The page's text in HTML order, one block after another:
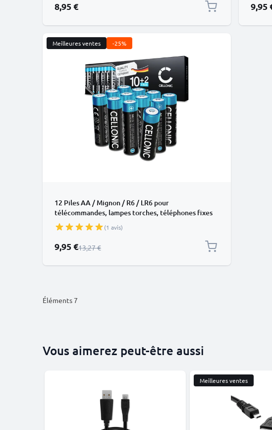
8,95 €
fixes
9,95
Meilleures ventes -25%
12 Piles AA / Mignon / R6 / LR6 pour
télécommandes, lampes torches, téléphones fixes
sans fil, capteurs et bien plus – Piles alcalines AA
1.5V
(1 avis)
Prix spécial
9,95 €Prix normal
13,27 €
Éléments7
Vous aimerez peut-être aussi
Meilleures ventes